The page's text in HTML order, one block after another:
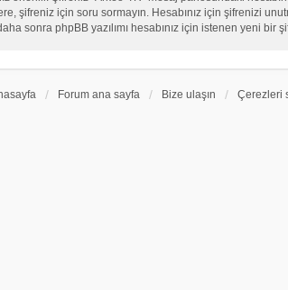
şifreniz için soru sormayın. Hesabınız için şifrenizi
sonra phpBB yazılımı hesabınız için istenen yeni bir
Forum ana sayfa Bize ulaşın Çerezleri